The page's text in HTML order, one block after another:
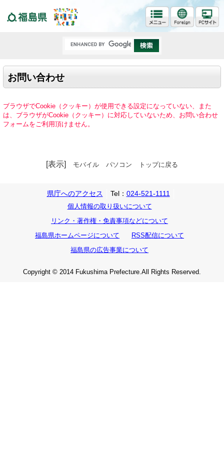
お問い合わせ
ブラウザでCookie（クッキー）が使用できる設定になっていない、また
は、ブラウザがCookie（クッキー）に対応していないため、お問い合わせ
フォームをご利用頂けません。
[表示] モバイル パソコン トップに戻る
県庁へのアクセス Tel： 024-521-1111
個人情報の取り扱いについて
リンク・著作権・免責事項などについて
福島県ホームページについて
RSS配信について
福島県の広告事業について
Copyright © 2014 Fukushima Prefecture.All Rights Reserved.